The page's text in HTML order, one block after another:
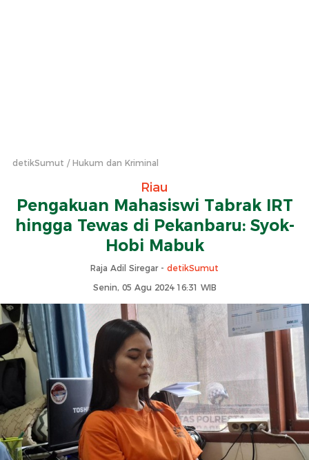
detikSumut Hukum dan Kriminal
Riau
Pengakuan Mahasiswi Tabrak IRT
hingga Tewas di Pekanbaru: Syok-
Hobi Mabuk
Raja Adil Siregar - detikSumut
Senin, 05 Agu 2024 16:31 WIB